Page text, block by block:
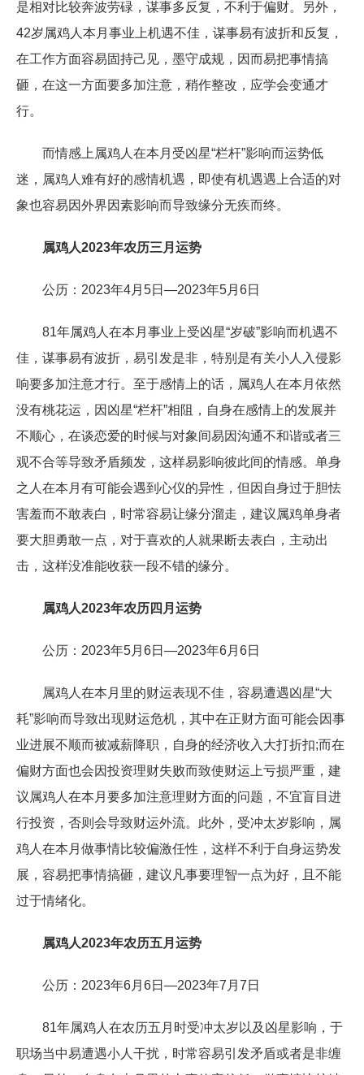
是相对比较奔波劳碌，谋事多反复，不利于偏财。另外，
42岁属鸡人本月事业上机遇不佳，谋事易有波折和反复，
在工作方面容易固持己见，墨守成规，因而易把事情搞
砸，在这一方面要多加注意，稍作整改，应学会变通才
行。
而情感上属鸡人在本月受凶星“栏杆”影响而运势低
迷，属鸡人难有好的感情机遇，即使有机遇遇上合适的对
象也容易因外界因素影响而导致缘分无疾而终。
属鸡人2023年农历三月运势
公历：2023年4月5日—2023年5月6日
81年属鸡人在本月事业上受凶星“岁破”影响而机遇不
佳，谋事易有波折，易引发是非，特别是有关小人入侵影
响要多加注意才行。至于感情上的话，属鸡人在本月依然
没有桃花运，因凶星“栏杆”相阻，自身在感情上的发展并
不顺心，在谈恋爱的时候与对象间易因沟通不和谐或者三
观不合等导致矛盾频发，这样易影响彼此间的情感。单身
之人在本月有可能会遇到心仪的异性，但因自身过于胆怯
害羞而不敢表白，时常容易让缘分溜走，建议属鸡单身者
要大胆勇敢一点，对于喜欢的人就果断去表白，主动出
击，这样没准能收获一段不错的缘分。
属鸡人2023年农历四月运势
公历：2023年5月6日—2023年6月6日
属鸡人在本月里的财运表现不佳，容易遭遇凶星“大
耗”影响而导致出现财运危机，其中在正财方面可能会因事
业进展不顺而被减薪降职，自身的经济收入大打折扣;而在
偏财方面也会因投资理财失败而致使财运上亏损严重，建
议属鸡人在本月要多加注意理财方面的问题，不宜盲目进
行投资，否则会导致财运外流。此外，受冲太岁影响，属
鸡人在本月做事情比较偏激任性，这样不利于自身运势发
展，容易把事情搞砸，建议凡事要理智一点为好，且不能
过于情绪化。
属鸡人2023年农历五月运势
公历：2023年6月6日—2023年7月7日
81年属鸡人在农历五月时受冲太岁以及凶星影响，于
职场当中易遭遇小人干扰，时常容易引发矛盾或者是非缠